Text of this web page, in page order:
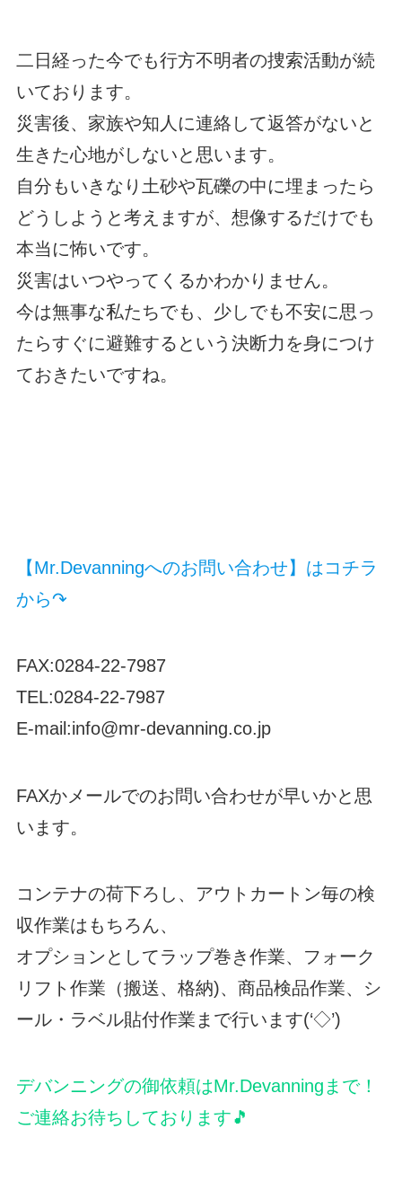
二日経った今でも行方不明者の捜索活動が続
いております。
災害後、家族や知人に連絡して返答がないと
生きた心地がしないと思います。
自分もいきなり土砂や瓦礫の中に埋まったら
どうしようと考えますが、想像するだけでも
本当に怖いです。
災害はいつやってくるかわかりません。
今は無事な私たちでも、少しでも不安に思っ
たらすぐに避難するという決断力を身につけ
ておきたいですね。
【Mr.Devanningへのお問い合わせ】はコチラ
から↷
FAX:0284-22-7987
TEL:0284-22-7987
E-mail:info@mr-devanning.co.jp
FAXかメールでのお問い合わせが早いかと思
います。
コンテナの荷下ろし、アウトカートン毎の検
収作業はもちろん、
オプションとしてラップ巻き作業、フォーク
リフト作業（搬送、格納)、商品検品作業、シ
ール・ラベル貼付作業まで行います(‘◇’)ゞ
デバンニングの御依頼はMr.Devanningまで！
ご連絡お待ちしております🎵